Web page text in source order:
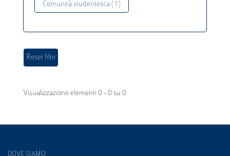
Comunità studentesca ( 1 )
Visualizzazione elementi 0 - 0 su 0
DOVE SIAMO